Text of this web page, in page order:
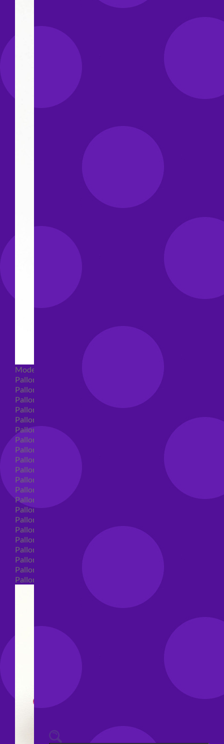
Modellabili
Palloncini mongolfiera in lattice
Palloncini Mini Shape
Palloncini Shape
Palloncini nascita shape
Palloncini Battesimo shape
Palloncini Altre Ricorrenze Shape
Palloncini primo compleanno shape
Palloncini Animali Shape
Palloncini Personaggi shape
Palloncini comunione shape
Palloncini Cresima shape
Palloncini laurea shape
Palloncini compleanno shape
Palloncini 18 anni shape
Palloncini 30 anni shape
Palloncini 40 anni shape
Palloncini 50 anni shape
Palloncini 60/70/80/90/100 anni shape
Palloncini Matrimonio shape
Palloncini Anniversario shape
Palloncini generici shape